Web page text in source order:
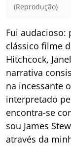
(Reprodução)
Fui audacioso:
clássico filme
Hitchcock,
narrativa
na incessante
interpretado
encontra-se
sou James
através da